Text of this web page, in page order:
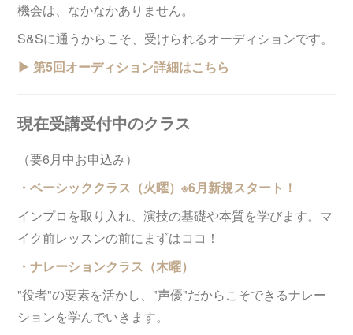
機会は、なかなかありません。
S&Sに通うからこそ、受けられるオーディションです。
▶︎ 第5回オーディション詳細はこちら
現在受講受付中のクラス
（要6月中お申込み）
・ベーシッククラス（火曜）※6月新規スタート！
インプロを取り入れ、演技の基礎や本質を学びます。マ
イク前レッスンの前にまずはココ！
・ナレーションクラス（木曜）
"役者"の要素を活かし、"声優"だからこそできるナレー
ションを学んでいきます。